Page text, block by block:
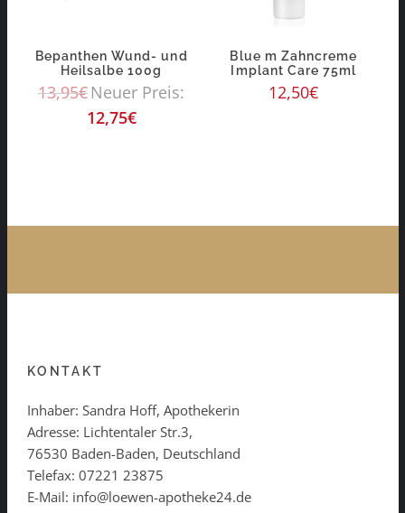
Bepanthen Wund- und
Heilsalbe 100g
13,95€Neuer Preis:
12,75€
Blue m Zahncreme
Implant Care 75ml
12,50€
KONTAKT
Inhaber: Sandra Hoff, Apothekerin
Adresse: Lichtentaler Str.3,
76530 Baden-Baden, Deutschland
Telefax: 07221 23875
E-Mail: info@loewen-apotheke24.de